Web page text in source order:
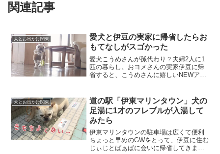
関連記事
犬とお出かけ関東
愛犬と伊豆の実家に帰省したらお
もてなしがスゴかった
愛犬こうめさんが孫代わり？夫婦2人に1
匹の暮らし。おヨメさんの実家伊豆に帰
省すると、こうめさんに嬉しいNEWアイ
トまで買ってくれてました！写真を撮る
タイミングがなかった...
犬とお出かけ関東
道の駅「伊東マリンタウン」犬の
足湯に1才のフレブルが入湯して
みたら
伊東マリンタウンの駐車場は広くて便利
ちょっと早めのGWをとって、伊豆に住む
じぃじとばぁばに会いに帰省してきまし